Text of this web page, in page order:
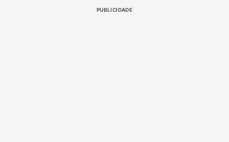
Xe-
PUBLICIDADE